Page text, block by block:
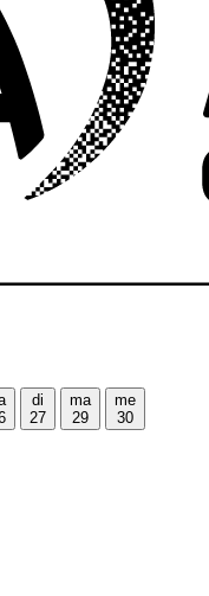
di
27
ma
29
me
30